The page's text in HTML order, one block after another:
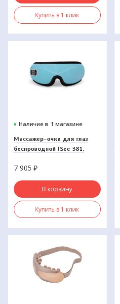
Купить в 1 клик
Наличие в 1 магазине
Массажер-очки для глаз
беспроводной ISee 381,
7 905 ₽
В корзину
Купить в 1 клик